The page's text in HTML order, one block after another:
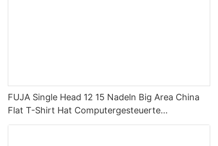
FUJA Single Head 12 15 Nadeln Big Area China
Flat T-Shirt Hat Computergesteuerte
Stickmaschine